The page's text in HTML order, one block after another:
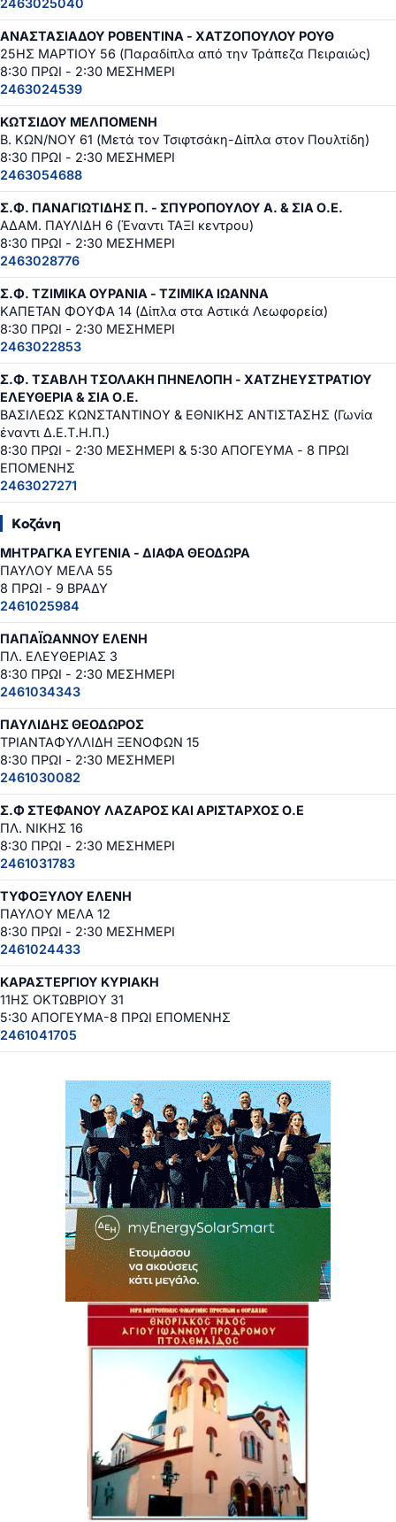
2463025040
ΑΝΑΣΤΑΣΙΑΔΟΥ ΡΟΒΕΝΤΙΝΑ - ΧΑΤΖΟΠΟΥΛΟΥ ΡΟΥΘ
25ΗΣ ΜΑΡΤΙΟΥ 56 (Παραδίπλα από την Τράπεζα Πειραιώς)
8:30 ΠΡΩΙ - 2:30 ΜΕΣΗΜΕΡΙ
2463024539
ΚΩΤΣΙΔΟΥ ΜΕΛΠΟΜΕΝΗ
Β. ΚΩΝ/ΝΟΥ 61 (Μετά τον Τσιφτσάκη-Δίπλα στον Πουλτίδη)
8:30 ΠΡΩΙ - 2:30 ΜΕΣΗΜΕΡΙ
2463054688
Σ.Φ. ΠΑΝΑΓΙΩΤΙΔΗΣ Π. - ΣΠΥΡΟΠΟΥΛΟΥ Α. & ΣΙΑ Ο.Ε.
ΑΔΑΜ. ΠΑΥΛΙΔΗ 6 (Έναντι ΤΑΞΙ κεντρου)
8:30 ΠΡΩΙ - 2:30 ΜΕΣΗΜΕΡΙ
2463028776
Σ.Φ. ΤΖΙΜΙΚΑ ΟΥΡΑΝΙΑ - ΤΖΙΜΙΚΑ ΙΩΑΝΝΑ
ΚΑΠΕΤΑΝ ΦΟΥΦΑ 14 (Δίπλα στα Αστικά Λεωφορεία)
8:30 ΠΡΩΙ - 2:30 ΜΕΣΗΜΕΡΙ
2463022853
Σ.Φ. ΤΣΑΒΛΗ ΤΣΟΛΑΚΗ ΠΗΝΕΛΟΠΗ - ΧΑΤΖΗΕΥΣΤΡΑΤΙΟΥ
ΕΛΕΥΘΕΡΙΑ & ΣΙΑ Ο.Ε.
ΒΑΣΙΛΕΩΣ ΚΩΝΣΤΑΝΤΙΝΟΥ & ΕΘΝΙΚΗΣ ΑΝΤΙΣΤΑΣΗΣ (Γωνία
έναντι Δ.Ε.Τ.Η.Π.)
8:30 ΠΡΩΙ - 2:30 ΜΕΣΗΜΕΡΙ & 5:30 ΑΠΟΓΕΥΜΑ - 8 ΠΡΩΙ
ΕΠΟΜΕΝΗΣ
2463027271
Κοζάνη
ΜΗΤΡΑΓΚΑ ΕΥΓΕΝΙΑ - ΔΙΑΦΑ ΘΕΟΔΩΡΑ
ΠΑΥΛΟΥ ΜΕΛΑ 55
8 ΠΡΩΙ - 9 ΒΡΑΔΥ
2461025984
ΠΑΠΑΪΩΑΝΝΟΥ ΕΛΕΝΗ
ΠΛ. ΕΛΕΥΘΕΡΙΑΣ 3
8:30 ΠΡΩΙ - 2:30 ΜΕΣΗΜΕΡΙ
2461034343
ΠΑΥΛΙΔΗΣ ΘΕΟΔΩΡΟΣ
ΤΡΙΑΝΤΑΦΥΛΛΙΔΗ ΞΕΝΟΦΩΝ 15
8:30 ΠΡΩΙ - 2:30 ΜΕΣΗΜΕΡΙ
2461030082
Σ.Φ ΣΤΕΦΑΝΟΥ ΛΑΖΑΡΟΣ ΚΑΙ ΑΡΙΣΤΑΡΧΟΣ Ο.Ε
ΠΛ. ΝΙΚΗΣ 16
8:30 ΠΡΩΙ - 2:30 ΜΕΣΗΜΕΡΙ
2461031783
ΤΥΦΟΞΥΛΟΥ ΕΛΕΝΗ
ΠΑΥΛΟΥ ΜΕΛΑ 12
8:30 ΠΡΩΙ - 2:30 ΜΕΣΗΜΕΡΙ
2461024433
ΚΑΡΑΣΤΕΡΓΙΟΥ ΚΥΡΙΑΚΗ
11ΗΣ ΟΚΤΩΒΡΙΟΥ 31
5:30 ΑΠΟΓΕΥΜΑ-8 ΠΡΩΙ ΕΠΟΜΕΝΗΣ
2461041705